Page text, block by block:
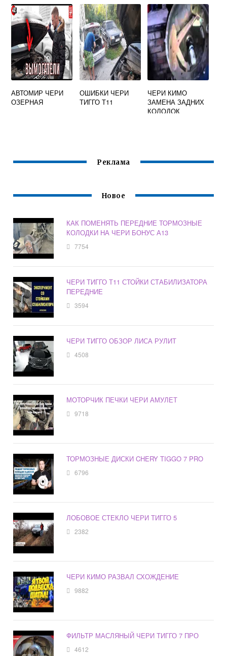
АВТОМИР ЧЕРИ
ОЗЕРНАЯ
ОШИБКИ ЧЕРИ
ТИГГО Т11
ЧЕРИ КИМО
ЗАМЕНА ЗАДНИХ
КОЛОДОК
Реклама
Новое
КАК ПОМЕНЯТЬ ПЕРЕДНИЕ ТОРМОЗНЫЕ
КОЛОДКИ НА ЧЕРИ БОНУС А13
7754
ЧЕРИ ТИГГО Т11 СТОЙКИ СТАБИЛИЗАТОРА
ПЕРЕДНИЕ
3594
ЧЕРИ ТИГГО ОБЗОР ЛИСА РУЛИТ
4508
МОТОРЧИК ПЕЧКИ ЧЕРИ АМУЛЕТ
9718
ТОРМОЗНЫЕ ДИСКИ CHERY TIGGO 7 PRO
6796
ЛОБОВОЕ СТЕКЛО ЧЕРИ ТИГГО 5
2382
ЧЕРИ КИМО РАЗВАЛ СХОЖДЕНИЕ
9882
ФИЛЬТР МАСЛЯНЫЙ ЧЕРИ ТИГГО 7 ПРО
4612